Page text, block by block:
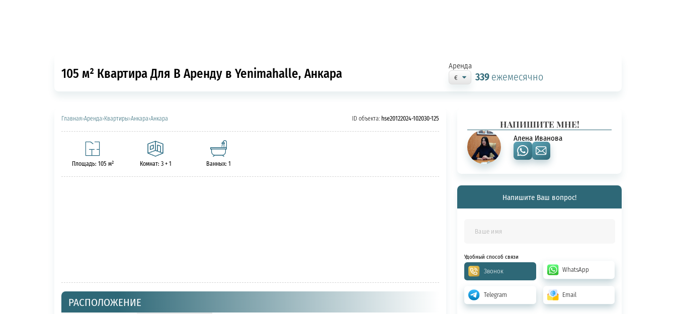
105 м² Квартира Для В Аренду в Yenimahalle, Анкара Аренда
339ежемесячно
Главная›Аренда›Квартиры›Анкара›Анкара ID объекта: hse20122024-102030-125
Площадь: 105 м² Комнат: 3 + 1 Ванных: 1
РАСПОЛОЖЕНИЕ
НАПИШИТЕ МНЕ!
Алена Иванова
Напишите Ваш вопрос!
Удобный способ связи
Звонок WhatsApp
Telegram Email